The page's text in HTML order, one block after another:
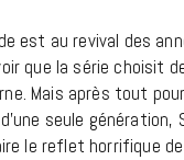
est au revival des
que la série choisit
Mais après tout
seule génération,
le reflet horrifique